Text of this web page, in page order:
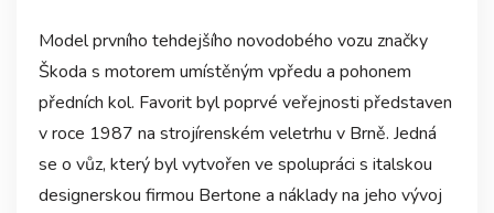
Model prvního tehdejšího novodobého vozu značky
Škoda s motorem umístěným vpředu a pohonem
předních kol. Favorit byl poprvé veřejnosti představen
v roce 1987 na strojírenském veletrhu v Brně. Jedná
se o vůz, který byl vytvořen ve spolupráci s italskou
designerskou firmou Bertone a náklady na jeho vývoj